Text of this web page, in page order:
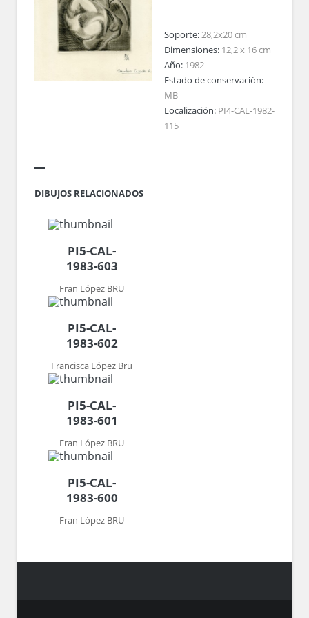
Soporte:28,2x20 cm
Dimensiones: 12,2 x 16 cm
Año: 1982
Estado de conservación:
MB
Localización: PI4-CAL-1982-
115
DIBUJOS RELACIONADOS
PI5-CAL-
1983-603
Fran López BRU
PI5-CAL-
1983-602
Francisca López Bru
PI5-CAL-
1983-601
Fran López BRU
PI5-CAL-
1983-600
Fran López BRU